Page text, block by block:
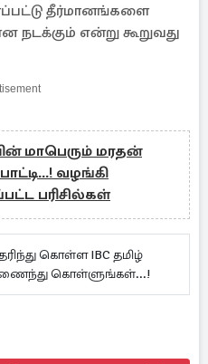
தீர்மானங்களை
நடக்கும் என்று கூறுவது
மாபெரும் மரதன்
வழங்கி
பரிசில்கள்
கொள்ள IBC தமிழ்
கொள்ளுங்கள்...!